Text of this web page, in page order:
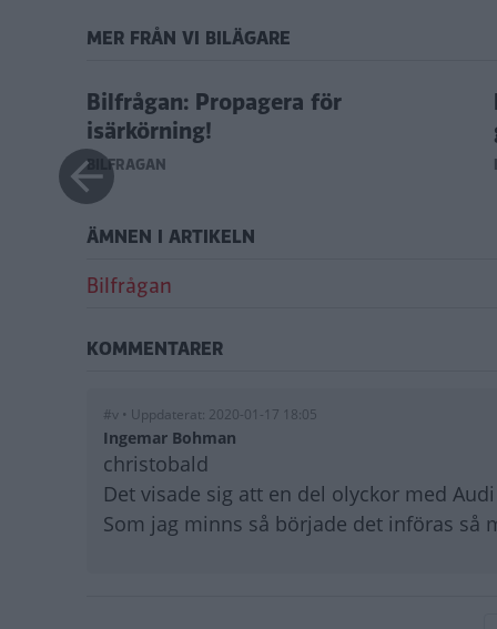
MER FRÅN VI BILÄGARE
Bilfrågan: Propagera för
isärkörning!
BILFRÅGAN
ÄMNEN I ARTIKELN
Bilfrågan
KOMMENTARER
#v • Uppdaterat: 2020-01-17 18:05
Ingemar Bohman
christobald
Det visade sig att en del olyckor med
Som jag minns så började det införas